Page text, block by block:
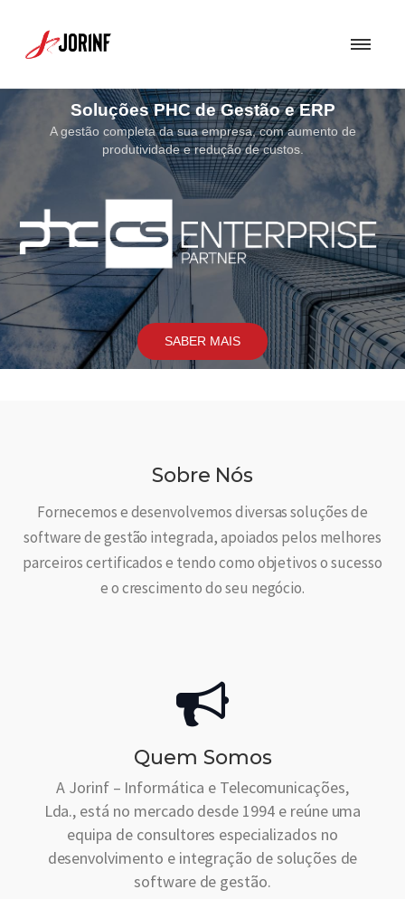
Soluções PHC de Gestão e ERP
A gestão completa da sua empresa, com aumento de
produtividade e redução de custos.
SABER MAIS
Sobre Nós
Fornecemos e desenvolvemos diversas soluções de
software de gestão integrada, apoiados pelos melhores
parceiros certificados e tendo como objetivos o sucesso
e o crescimento do seu negócio.
Quem Somos
A Jorinf – Informática e Telecomunicações,
Lda., está no mercado desde 1994 e reúne uma
equipa de consultores especializados no
desenvolvimento e integração de soluções de
software de gestão.